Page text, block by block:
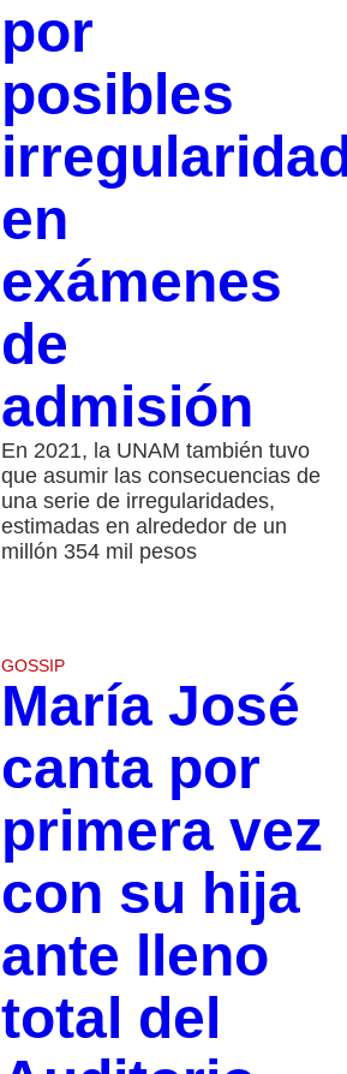
por
posibles
en
exámenes
de
admisión
En 2021, la UNAM también tuvo
que asumir las consecuencias de
una serie de irregularidades,
estimadas en alrededor de un
millón 354 mil pesos
GOSSIP
María José
canta por
primera vez
con su hija
ante lleno
total del